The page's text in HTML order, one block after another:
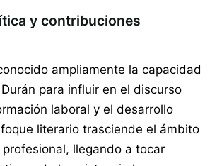
y contribuciones
ampliamente la capacidad
para influir en el discurso
laboral y el desarrollo
literario trasciende el ámbito
llegando a tocar